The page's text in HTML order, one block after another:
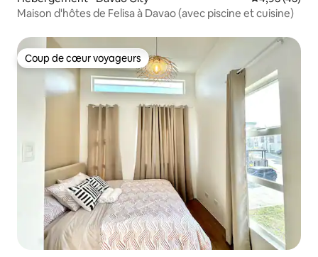
Maison d'hôtes de Felisa à Davao (avec piscine et cuisine)
Coup de cœur voyageurs
Coup de cœur voyageurs